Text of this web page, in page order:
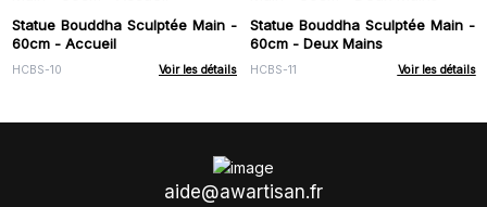
Statue Bouddha Sculptée Main -
60cm - Accueil
HCBS-10 Voir les détails
Statue Bouddha Sculptée Main -
60cm - Deux Mains
HCBS-11 Voir les détails
aide@awartisan.fr